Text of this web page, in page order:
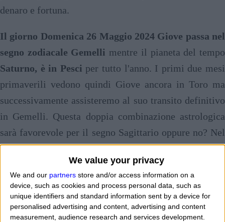
We value your privacy
We and our partners store and/or access information on a
device, such as cookies and process personal data, such as
unique identifiers and standard information sent by a device for
personalised advertising and content, advertising and content
measurement, audience research and services development.
denaro e fortuna.
Il giorno Domenica 26 Maggio 2024 Giove passa nel
segno zodiacale Gemelli mentre il pianeta del tempo
Saturno, è in Pesci per tutto l'anno. I primi due mesi
primaverili vedono quindi Giove ancora in Toro ma
successivamente assisteremo al suo transito definitivo
in Gemelli. Questa doppia combinazione astrologica
sarà favorevole per il segno Sagittario oppure no? Nel
cielo astrologico i due pianeti che si muovono
lentamente nello zodiaco formeranno tra loro un
sestile che sarà importante per alcuni segni zodiacali e
complicato da gestire per altri segni dello zodiaco.
Cerchiamo di capire quindicome andranno